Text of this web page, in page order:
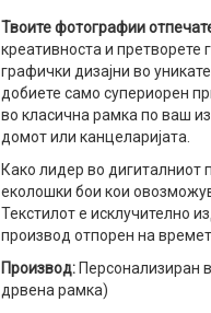
Твоите фотографии
креативноста и
графички дизајни во
добиете само супериорен
во класична рамка по ваш
домот или канцеларијата.
Како лидер во дигиталниот
еколошки бои кои
Текстилот е исклучително
производ отпорен на
Производ:Персонализиран
дрвена рамка)